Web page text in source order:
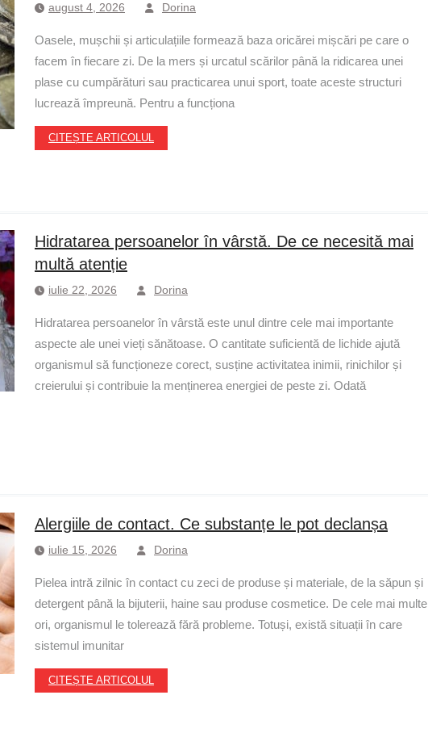
august 4, 2026 Dorina
Oasele, mușchii și articulațiile formează baza oricărei mișcări pe care o
facem în fiecare zi. De la mers și urcatul scărilor până la ridicarea unei
plase cu cumpărături sau practicarea unui sport, toate aceste structuri
lucrează împreună. Pentru a funcționa
CITEȘTE ARTICOLUL
Hidratarea persoanelor în vârstă. De ce necesită mai
multă atenție
iulie 22, 2026 Dorina
Hidratarea persoanelor în vârstă este unul dintre cele mai importante
aspecte ale unei vieți sănătoase. O cantitate suficientă de lichide ajută
organismul să funcționeze corect, susține activitatea inimii, rinichilor și
creierului și contribuie la menținerea energiei de peste zi. Odată
Alergiile de contact. Ce substanțe le pot declanșa
iulie 15, 2026 Dorina
Pielea intră zilnic în contact cu zeci de produse și materiale, de la săpun și
detergent până la bijuterii, haine sau produse cosmetice. De cele mai multe
ori, organismul le tolerează fără probleme. Totuși, există situații în care
sistemul imunitar
CITEȘTE ARTICOLUL